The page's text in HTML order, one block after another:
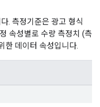
. 측정기준은 광고 형식
속성별로 수량 측정치 (측
한 데이터 속성입니다.